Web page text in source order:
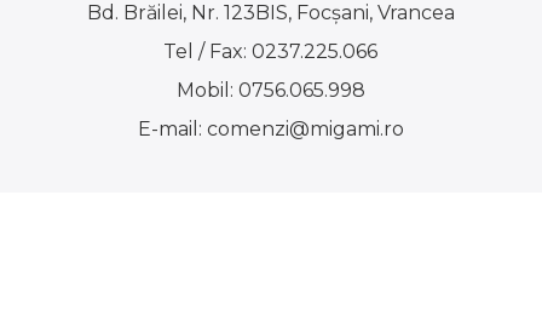
Bd. Brăilei, Nr. 123BIS, Focşani, Vrancea
Tel / Fax:0237.225.066
Mobil: 0756.065.998
E-mail: comenzi@migami.ro